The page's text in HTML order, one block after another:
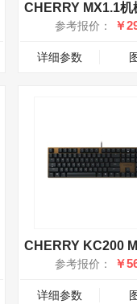
参考报价： ￥
详细参数
CHERRY KC200
参考报价： ￥
详细参数